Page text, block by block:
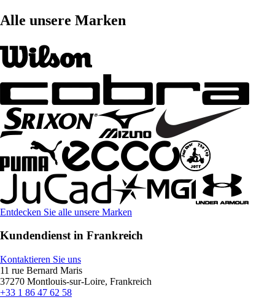
Alle unsere Marken
Entdecken Sie alle unsere Marken
Kundendienst in Frankreich
Kontaktieren Sie uns
11 rue Bernard Maris
37270 Montlouis-sur-Loire, Frankreich
+33 1 86 47 62 58